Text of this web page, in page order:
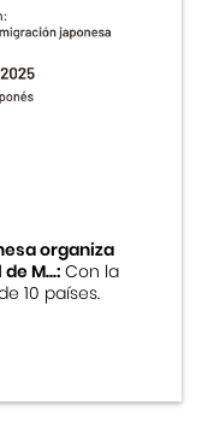
organiza
M...:Con la
10 países.